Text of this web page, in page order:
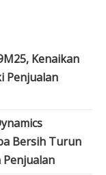
Kenaikan
Penjualan
Bersih Turun
Penjualan